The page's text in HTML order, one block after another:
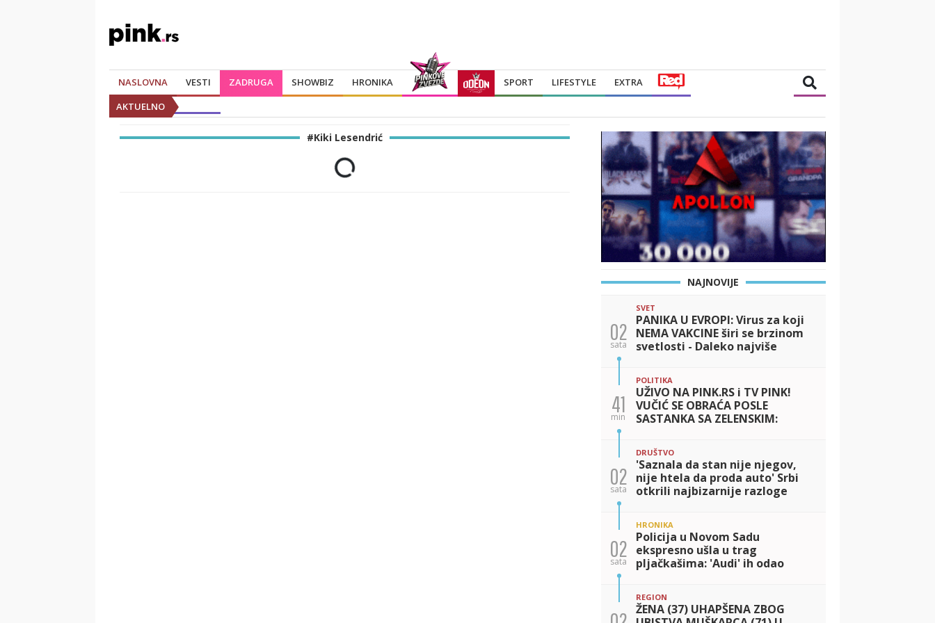
NASLOVNA VESTI ZADRUGA SHOWBIZ HRONIKA SPORT LIFESTYLE
EXTRA
AKTUELNO
#Kiki Lesendrić
NAJNOVIJE
02
sata
SVET
PANIKA U EVROPI: Virus za koji
NEMA VAKCINE širi se brzinom
svetlosti - Daleko najviše
41
min
POLITIKA
UŽIVO NA PINK.RS i TV PINK!
VUČIĆ SE OBRAĆA POSLE
SASTANKA SA ZELENSKIM:
Ukrajine (FOTO)
02
sata
DRUŠTVO
'Saznala da stan nije njegov,
nije htela da proda auto' Srbi
otkrili najbizarnije razloge
02
sata
HRONIKA
Policija u Novom Sadu
ekspresno ušla u trag
pljačkašima: 'Audi' ih odao
REGION
ŽENA (37) UHAPŠENA ZBOG